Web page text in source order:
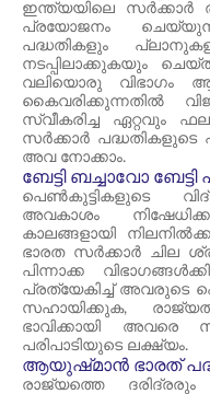
ഇന്ത്യയിലെ സർക്കാർ
പ്രയോജനം
പദ്ധതികളും
നടപ്പിലാക്കുകയും
വലിയൊരു വിഭാഗം
കൈവരിക്കുന്നതിൽ
സ്വീകരിച്ച ഏറ്റവും
സർക്കാർ പദ്ധതികളുടെ
അവ നോക്കാം.
ബേട്ടി ബച്ചാവോ
പെൺകുട്ടികളുടെ
അവകാശം
കാലങ്ങളായി
ഭാരത സർക്കാർ ചില
പിന്നാക്ക
പ്രത്യേകിച്ച് അവരുടെ
സഹായിക്കുക,
ഭാവിക്കായി
പരിപാടിയുടെ ലക്ഷ്യം.
ആയുഷ്‌മാൻ ഭാരത്
രാജ്യത്തെ ദരിദ്രരും